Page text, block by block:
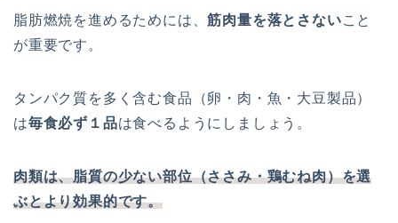
脂肪燃焼を進めるためには、筋肉量を落とさないこと
が重要です。
タンパク質を多く含む食品（卵・肉・魚・大豆製品）
は毎食必ず１品は食べるようにしましょう。
肉類は、脂質の少ない部位（ささみ・鶏むね肉）を選
ぶとより効果的です。